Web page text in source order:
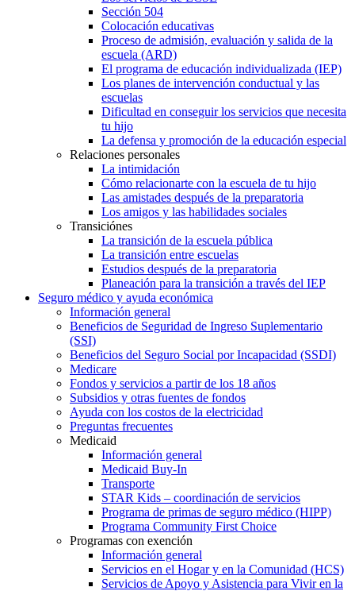
Sección 504
Colocación educativas
Proceso de admisión, evaluación y salida de la
escuela (ARD)
El programa de educación individualizada (IEP)
Los planes de intervención conductual y las
escuelas
Dificultad en conseguir los servicios que necesita
tu hijo
La defensa y promoción de la educación especial
Relaciones personales
La intimidación
Cómo relacionarte con la escuela de tu hijo
Las amistades después de la preparatoria
Los amigos y las habilidades sociales
Transiciónes
La transición de la escuela pública
La transición entre escuelas
Estudios después de la preparatoria
Planeación para la transición a través del IEP
Seguro médico y ayuda económica
Información general
Beneficios de Seguridad de Ingreso Suplementario
(SSI)
Beneficios del Seguro Social por Incapacidad (SSDI)
Medicare
Fondos y servicios a partir de los 18 años
Subsidios y otras fuentes de fondos
Ayuda con los costos de la electricidad
Preguntas frecuentes
Medicaid
Información general
Medicaid Buy-In
Transporte
STAR Kids – coordinación de servicios
Programa de primas de seguro médico (HIPP)
Programa Community First Choice
Programas con exención
Información general
Servicios en el Hogar y en la Comunidad (HCS)
Servicios de Apoyo y Asistencia para Vivir en la